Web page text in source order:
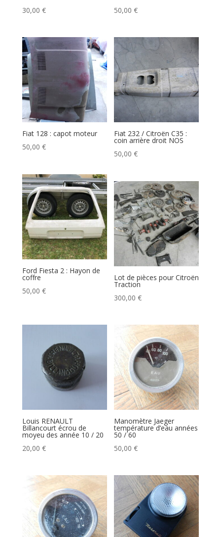
30,00 €
50,00€
Fiat 128 : capot moteur
50,00 €
Fiat 232 / Citroën C35 :
coin arrière droit NOS
50,00€
Ford Fiesta 2 : Hayon de
coffre
50,00 €
Lot de pièces pour Citroën
Traction
300,00€
Louis RENAULT
Billancourt écrou de
moyeu des année 10 / 20
20,00 €
Manomètre Jaeger
température d’eau années
50 / 60
50,00€